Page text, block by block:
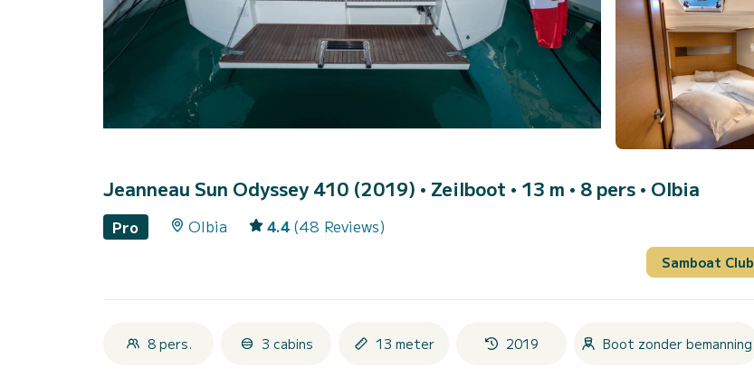
Jeanneau Sun Odyssey 410 (2019) • Zeilboot • 13 m • 8 pers • Olbia
Pro Olbia 4.4 (48 Reviews)
Samboat Club
8 pers. 3 cabins 13 meter 2019 Boot zonder bemanning